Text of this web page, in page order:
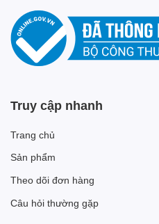
Truy cập nhanh
Trang chủ
Sản phẩm
Theo dõi đơn hàng
Câu hỏi thường gặp